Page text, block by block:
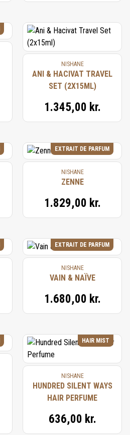
NISHANE
ANI & HACIVAT TRAVEL
SET (2X15ML)
1.345,00 kr.
EXTRAIT DE PARFUM
NISHANE
ZENNE
1.829,00 kr.
EXTRAIT DE PARFUM
NISHANE
VAIN & NAÏVE
1.680,00 kr.
HAIR MIST
NISHANE
HUNDRED SILENT WAYS
HAIR PERFUME
636,00 kr.